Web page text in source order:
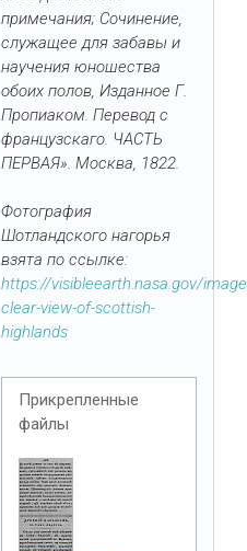
примечания; Сочинение,
служащее для забавы и
научения юношества
обоих полов, Изданное Г.
Пропиаком. Перевод с
французскаго. ЧАСТЬ
ПЕРВАЯ». Москва, 1822.
Фотография
Шотландского нагорья
взята по ссылке:
https://visibleearth.nasa.gov/
clear-view-of-scottish-
highlands
Прикрепленные
файлы